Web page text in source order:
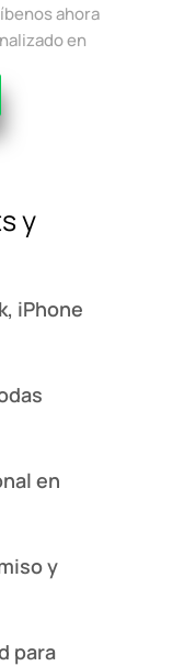
ahora
en
y
iPhone
en
y
para